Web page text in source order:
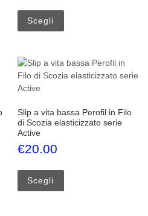
Scegli
più varianti. Le opzioni possono
Slip a vita bassa Perofil in Filo
di Scozia elasticizzato serie
Active
€20.00
Scegli